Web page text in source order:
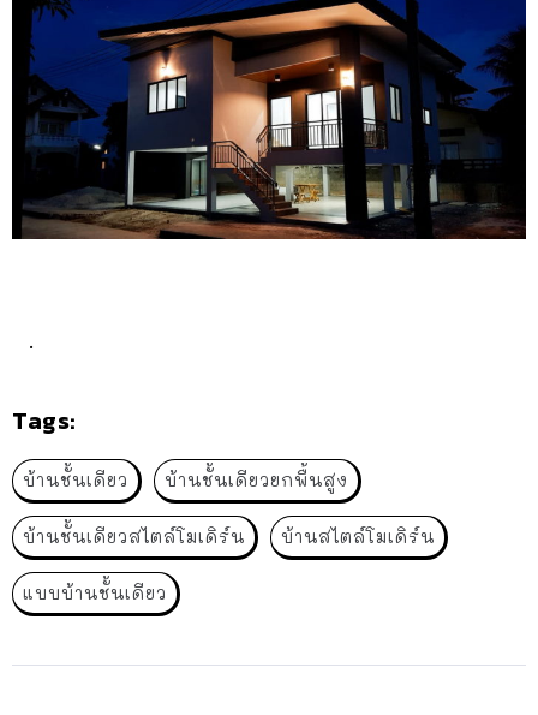
.
Tags:
บ้านชั้นเดียว บ้านชั้นเดียวยกพื้นสูง
บ้านชั้นเดียวสไตล์โมเดิร์น บ้านสไตล์โมเดิร์น
แบบบ้านชั้นเดียว